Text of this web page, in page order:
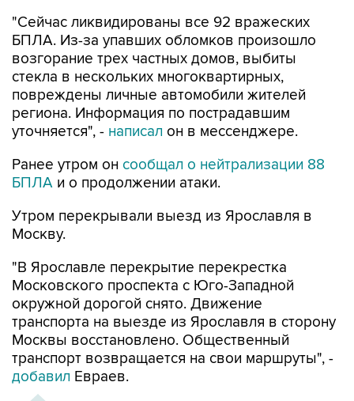
"Сейчас ликвидированы все 92 вражеских
БПЛА. Из-за упавших обломков произошло
возгорание трех частных домов, выбиты
стекла в нескольких многоквартирных,
повреждены личные автомобили жителей
региона. Информация по пострадавшим
уточняется", - написал он в мессенджере.
Ранее утром он сообщал о нейтрализации 88
БПЛА и о продолжении атаки.
Утром перекрывали выезд из Ярославля в
Москву.
"В Ярославле перекрытие перекрестка
Московского проспекта с Юго-Западной
окружной дорогой снято. Движение
транспорта на выезде из Ярославля в сторону
Москвы восстановлено. Общественный
транспорт возвращается на свои маршруты", -
добавил Евраев.